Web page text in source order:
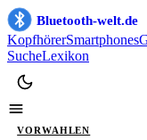
Bluetooth-welt.de
KopfhörerSmartphones
SucheLexikon
VORWAHLEN